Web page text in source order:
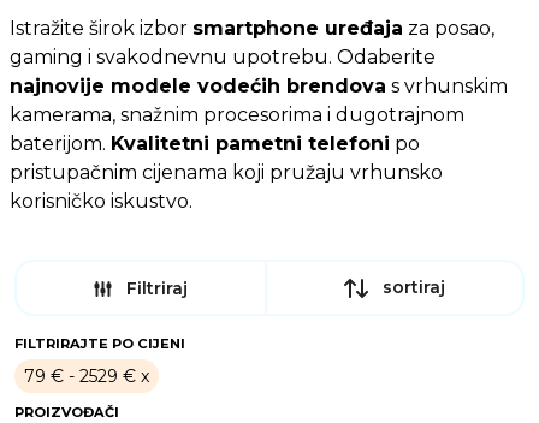
Istražite širok izbor smartphone uređaja za posao,
gaming i svakodnevnu upotrebu. Odaberite
najnovije modele vodećih brendova s vrhunskim
kamerama, snažnim procesorima i dugotrajnom
baterijom. Kvalitetni pametni telefoni po
pristupačnim cijenama koji pružaju vrhunsko
korisničko iskustvo.
Filtriraj sortiraj
FILTRIRAJTE PO CIJENI
79 € - 2529 €
PROIZVOĐAČI